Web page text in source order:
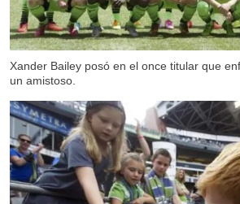
Xander Bailey posó en el once titular que
un amistoso.